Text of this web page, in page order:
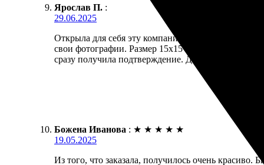
Ярослав П. :
29.06.2025
Открыла для себя эту компанию и осталась
свои фотографии. Размер 15х15 оказался
сразу получила подтверждение. Доставка пришла
Божена Иванова : ★ ★ ★ ★ ★
19.05.2025
Из того, что заказала, получилось очень красиво.